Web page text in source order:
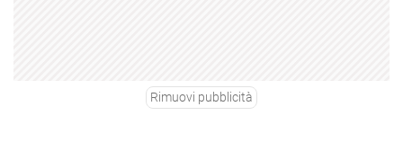
Rimuovi pubblicità